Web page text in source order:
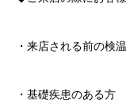
・来店される前の検
・基礎疾患のある方